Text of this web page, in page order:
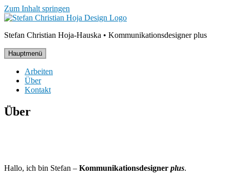
Zum Inhalt springen
Stefan Christian Hoja-Hauska • Kommunikationsdesigner plus
Hauptmenü
Arbeiten
Über
Kontakt
Über
Hallo, ich bin Stefan – Kommunikationsdesigner plus.